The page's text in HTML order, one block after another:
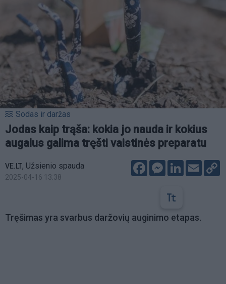
Sodas ir daržas
Jodas kaip trąša: kokia jo nauda ir kokius
augalus galima tręšti vaistinės preparatu
VE.LT, Užsienio spauda
2025-04-16 13:38
FacebookMessenger
LinkedIn
Email
Tręšimas yra svarbus daržovių auginimo etapas.